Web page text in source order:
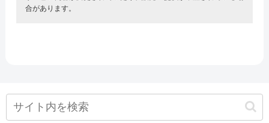
合があります。